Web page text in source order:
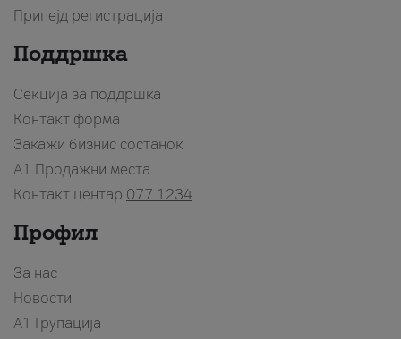
Припејд регистрација
Поддршка
Секција за поддршка
Контакт форма
Закажи бизнис состанок
A1 Продажни места
Контакт центар 077 1234
Профил
За нас
Новости
А1 Групација